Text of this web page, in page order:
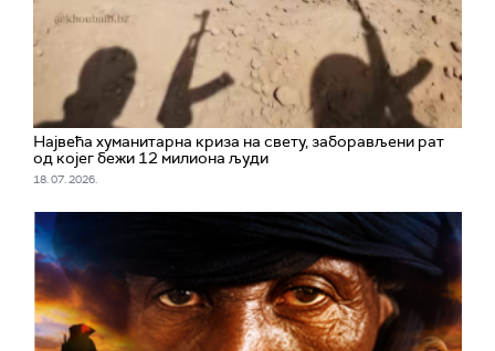
Највећа хуманитарна криза на свету, заборављени рат
од којег бежи 12 милиона људи
18. 07. 2026.